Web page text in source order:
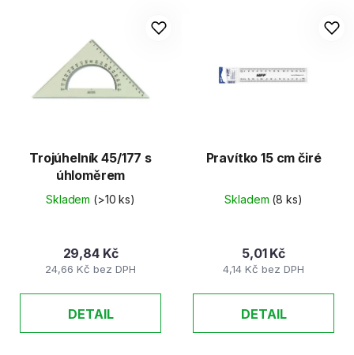
Trojúhelník 45/177 s
úhloměrem
Skladem (>10 ks)
24,66 Kč bez DPH
29,84 Kč
DETAIL
Pravítko 15 cm čiré
Skladem (8 ks)
4,14 Kč bez DPH
5,01 Kč
DETAIL